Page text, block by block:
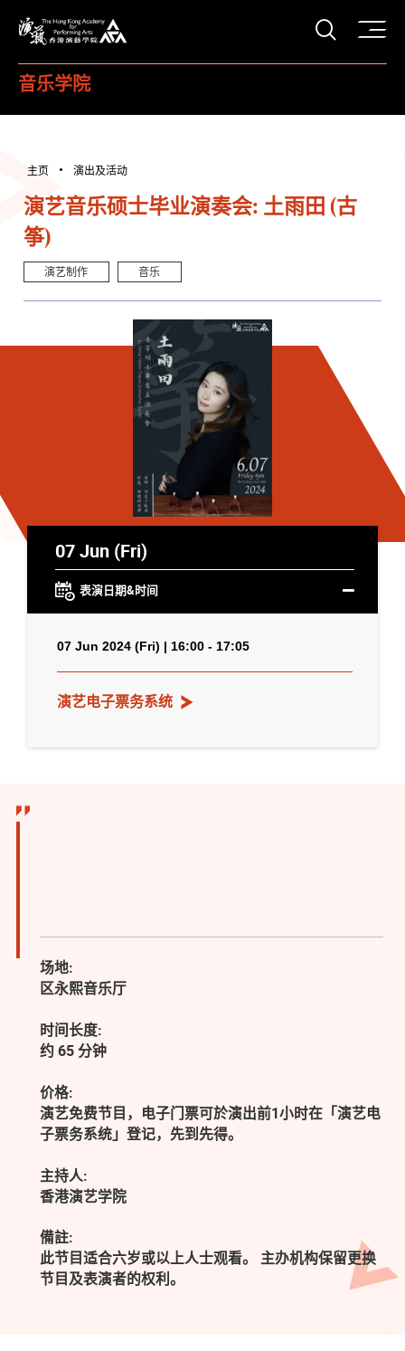
打开
音乐学院
主页 演出及活动
演艺音乐硕士毕业演奏会: 土雨田 (古
筝)
演艺制作 音乐
07 Jun (Fri)
表演日期&时间
07 Jun 2024 (Fri) | 16:00 - 17:05
演艺电子票务系统
场地:
区永熙音乐厅
时间长度:
约 65 分钟
价格:
演艺免费节目，电子门票可於演出前1小时在「演艺电
子票务系统」登记，先到先得。
主持人:
香港演艺学院
備註:
此节目适合六岁或以上人士观看。 主办机构保留更换
节目及表演者的权利。